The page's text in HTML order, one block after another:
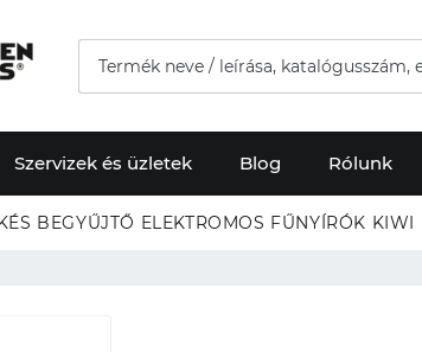
Szervizek és üzletek Blog Rólunk
KÉS BEGYŰJTŐ ELEKTROMOS FŰNYÍRÓK